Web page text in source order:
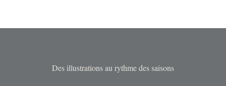
Des illustrations au rythme des saisons